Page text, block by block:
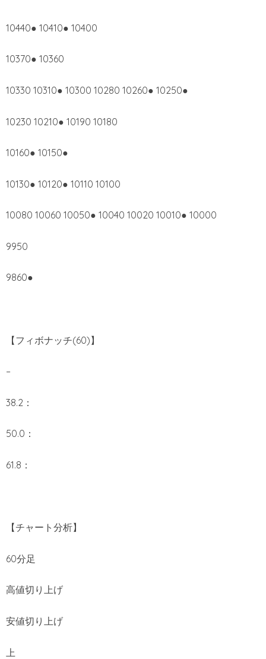
10440● 10410● 10400
10370● 10360
10330 10310● 10300 10280 10260● 10250●
10230 10210● 10190 10180
10160● 10150●
10130● 10120● 10110 10100
10080 10060 10050● 10040 10020 10010● 10000
9950
9860●
【フィボナッチ(60)】
–
38.2：
50.0：
61.8：
【チャート分析】
60分足
高値切り上げ
安値切り上げ
上